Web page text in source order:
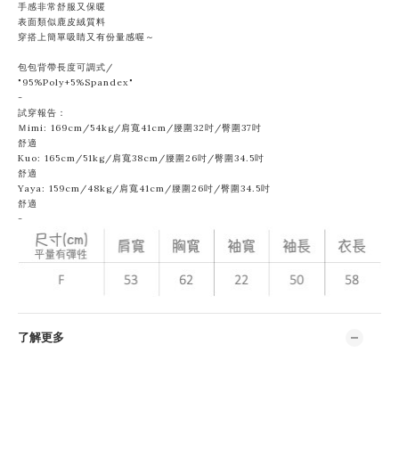
手感非常舒服又保暖
表面類似鹿皮絨質料
穿搭上簡單吸睛又有份量感喔～
包包背帶長度可調式/
" 95%Poly+5%Spandex"
-
試穿報告：
Ｍimi: 169cm/54kg/肩寬41cm/腰圍32吋/臀圍37吋
舒適
Kuo: 165cm/51kg/肩寬38cm/腰圍26吋/臀圍34.5吋
舒適
Yaya: 159cm/48kg/肩寬41cm/腰圍26吋/臀圍34.5吋
舒適
-
了解更多